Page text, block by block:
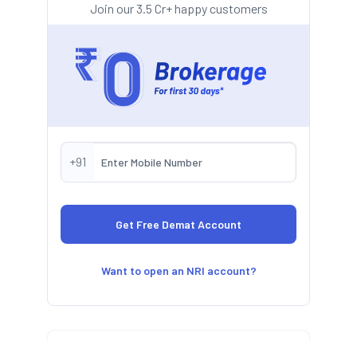
Join our 3.5 Cr+ happy customers
+91
Want to open an NRI account?